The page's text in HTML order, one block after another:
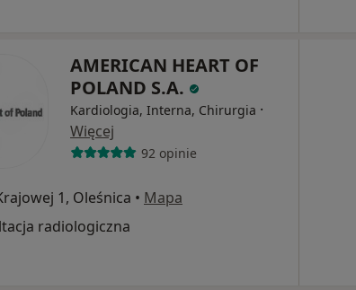
AMERICAN HEART OF
POLAND S.A.
Kardiologia, Interna, Chirurgia ·
Więcej
92 opinie
1, Oleśnica • Mapa
radiologiczna